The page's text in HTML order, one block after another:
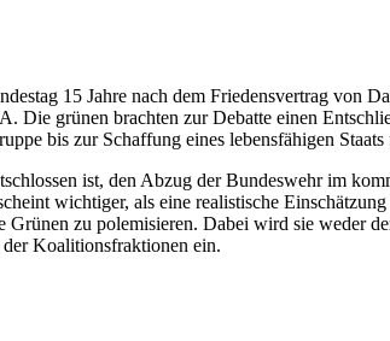
15 Jahre nach dem Friedensvertrag
grünen brachten zur Debatte einen
bis zur Schaffung eines lebensfähigen
ist, den Abzug der Bundeswehr im
wichtiger, als eine realistische
Grünen zu polemisieren. Dabei wird sie weder
Koalitionsfraktionen ein.